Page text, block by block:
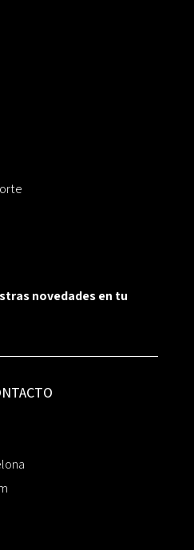
novedades en tu